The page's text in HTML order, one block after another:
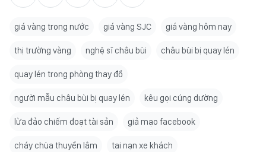
giá vàng trong nước giá vàng SJC giá vàng hôm nay
thị trường vàng nghệ sĩ châu bùi châu bùi bị quay lén
quay lén trong phòng thay đồ
người mẫu châu bùi bị quay lén kêu gọi cúng dường
lừa đảo chiếm đoạt tài sản giả mạo facebook
cháy chùa thuyền lâm tai nạn xe khách